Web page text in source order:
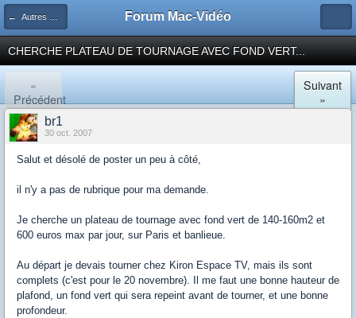
← Autres matériels Forum Mac-Vidéo
CHERCHE PLATEAU DE TOURNAGE AVEC FOND VERT...
«
Précédent
Suivant
»
br1
30 oct. 2007
Salut et désolé de poster un peu à côté,
il n'y a pas de rubrique pour ma demande.
Je cherche un plateau de tournage avec fond vert de 140-160m2 et
600 euros max par jour, sur Paris et banlieue.
Au départ je devais tourner chez Kiron Espace TV, mais ils sont
complets (c'est pour le 20 novembre). Il me faut une bonne hauteur de
plafond, un fond vert qui sera repeint avant de tourner, et une bonne
profondeur.